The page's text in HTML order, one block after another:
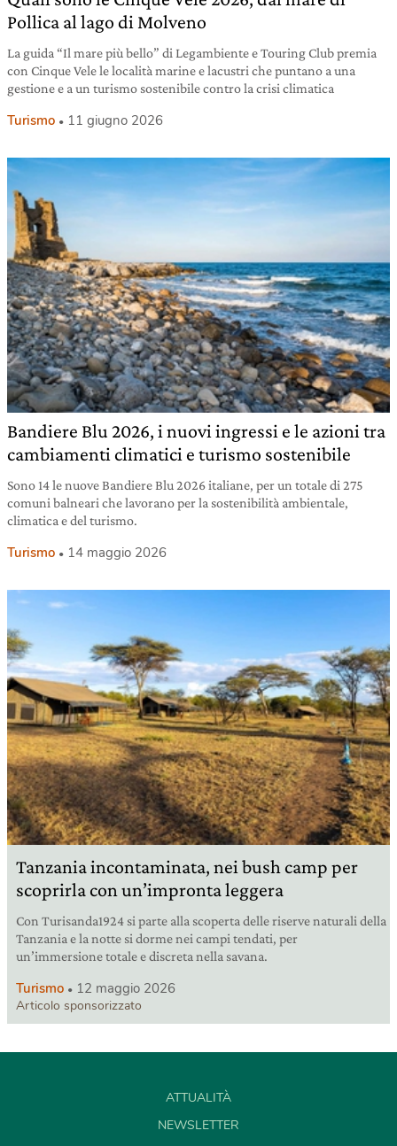
Pollica al lago di Molveno
La guida “Il mare più bello” di Legambiente e Touring Club premia
con Cinque Vele le località marine e lacustri che puntano a una
gestione e a un turismo sostenibile contro la crisi climatica
Turismo 11 giugno 2026
Bandiere Blu 2026, i nuovi ingressi e le azioni tra
cambiamenti climatici e turismo sostenibile
Sono 14 le nuove Bandiere Blu 2026 italiane, per un totale di 275
comuni balneari che lavorano per la sostenibilità ambientale,
climatica e del turismo.
Turismo 14 maggio 2026
Tanzania incontaminata, nei bush camp per
scoprirla con un’impronta leggera
Con Turisanda1924 si parte alla scoperta delle riserve naturali della
Tanzania e la notte si dorme nei campi tendati, per
un’immersione totale e discreta nella savana.
Turismo 12 maggio 2026
Articolo sponsorizzato
ATTUALITÀ
NEWSLETTER